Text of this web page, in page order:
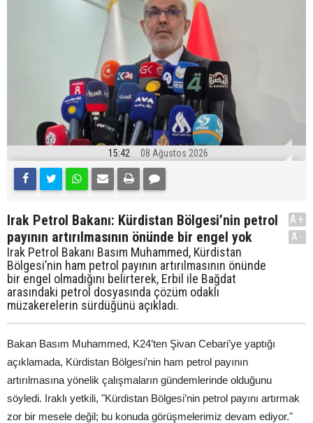
15:42 08 Ağustos 2026
Irak Petrol Bakanı: Kürdistan Bölgesi’nin petrol
payının artırılmasının önünde bir engel yok
Irak Petrol Bakanı Basım Muhammed, Kürdistan
Bölgesi’nin ham petrol payının artırılmasının önünde
bir engel olmadığını belirterek, Erbil ile Bağdat
arasındaki petrol dosyasında çözüm odaklı
müzakerelerin sürdüğünü açıkladı.
A+
A-
Bakan Basım Muhammed, K24’ten Şivan Cebari’ye yaptığı
açıklamada, Kürdistan Bölgesi’nin ham petrol payının
artırılmasına yönelik çalışmaların gündemlerinde olduğunu
söyledi. Iraklı yetkili, "Kürdistan Bölgesi’nin petrol payını artırmak
zor bir mesele değil; bu konuda görüşmelerimiz devam ediyor."